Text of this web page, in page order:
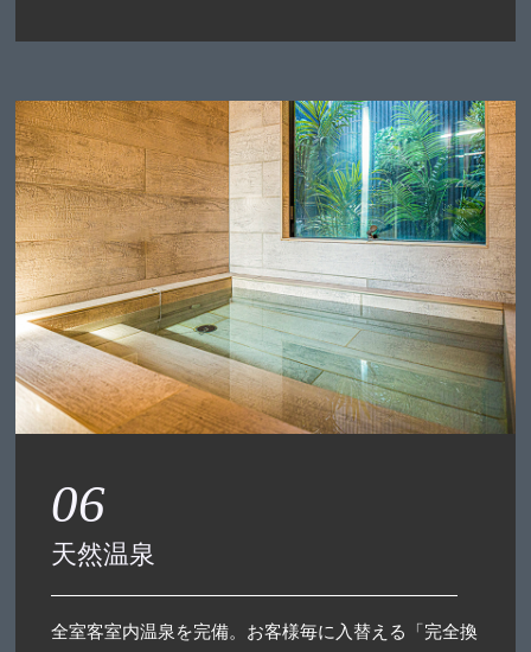
06
天然温泉
全室客室内温泉を完備。お客様毎に入替える「完全換